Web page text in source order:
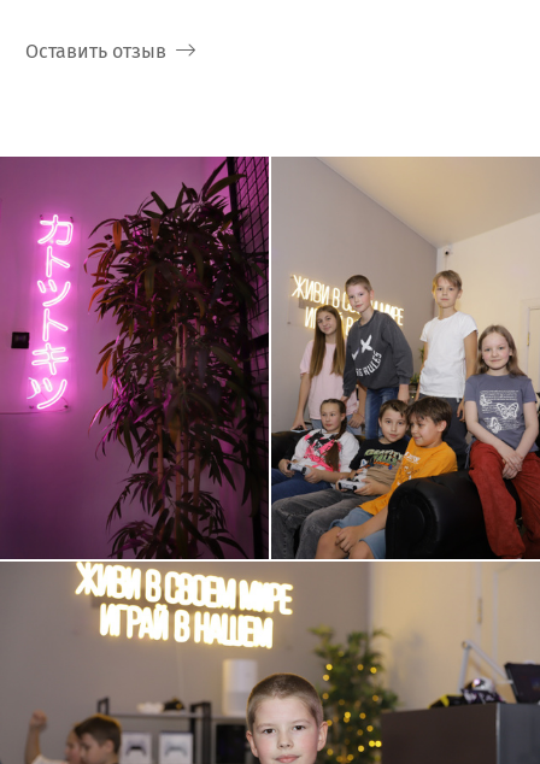
Оставить отзыв